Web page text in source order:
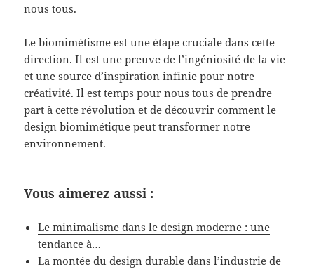
nous tous.
Le biomimétisme est une étape cruciale dans cette
direction. Il est une preuve de l’ingéniosité de la vie
et une source d’inspiration infinie pour notre
créativité. Il est temps pour nous tous de prendre
part à cette révolution et de découvrir comment le
design biomimétique peut transformer notre
environnement.
Vous aimerez aussi :
Le minimalisme dans le design moderne : une
tendance à…
La montée du design durable dans l’industrie de